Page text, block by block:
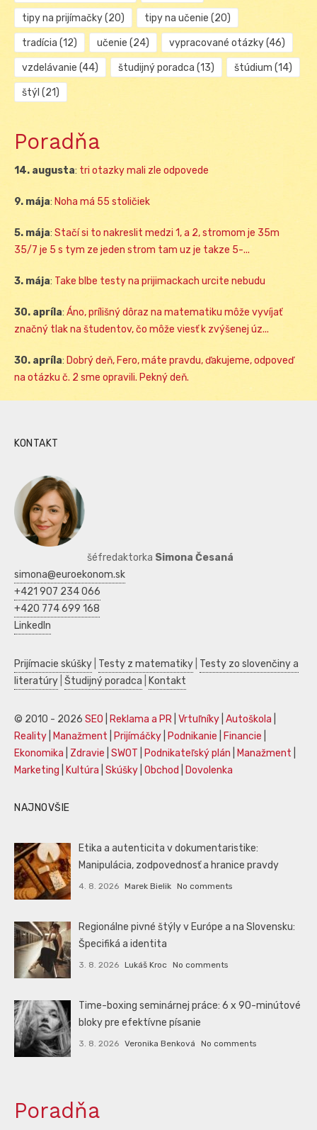
tipy na prijímačky(20) tipy na učenie (20)
tradícia (12) učenie (24) vypracované otázky(46)
vzdelávanie (44) študijný poradca (13) štúdium (14)
štýl (21)
Poradňa
14. augusta: tri otazky mali zle odpovede
9. mája: Noha má 55 stoličiek
5. mája: Stačí si to nakreslit medzi 1, a 2, stromom je 35m
35/7 je 5 s tym ze jeden strom tam uz je takze 5-...
3. mája: Take blbe testy na prijimackach urcite nebudu
30. apríla: Áno, prílišný dôraz na matematiku môže vyvíjať
značný tlak na študentov, čo môže viesť k zvýšenej úz...
30. apríla: Dobrý deň, Fero, máte pravdu, ďakujeme, odpoveď
na otázku č. 2 sme opravili. Pekný deň.
KONTAKT
šéfredaktorka Simona Česaná
simona@euroekonom.sk
+421 907 234 066
+420 774 699 168
LinkedIn
Prijímacie skúšky Testy z matematiky Testy zo slovenčiny a
literatúry Študijný poradca Kontakt
© 2010 - 2026 SEO Reklama a PR Vrtuľníky Autoškola
Reality
Manažment Prijímáčky Podnikanie Financie
Ekonomika
Zdravie SWOT Podnikateľský plán Manažment
Marketing
Kultúra Skúšky Obchod Dovolenka
NAJNOVŠIE
Etika a autenticita v dokumentaristike:
Manipulácia, zodpovednosť a hranice pravdy
4. 8. 2026 Marek Bielik No comments
Regionálne pivné štýly v Európe a na Slovensku:
Špecifiká a identita
3. 8. 2026 Lukáš Kroc No comments
Time-boxing seminárnej práce: 6 x 90-minútové
bloky pre efektívne písanie
3. 8. 2026 Veronika Benková No comments
Poradňa